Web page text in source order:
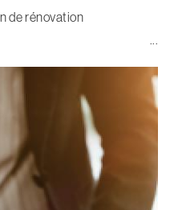
de rénovation